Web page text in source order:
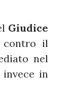
Giudice
contro il
nel
in